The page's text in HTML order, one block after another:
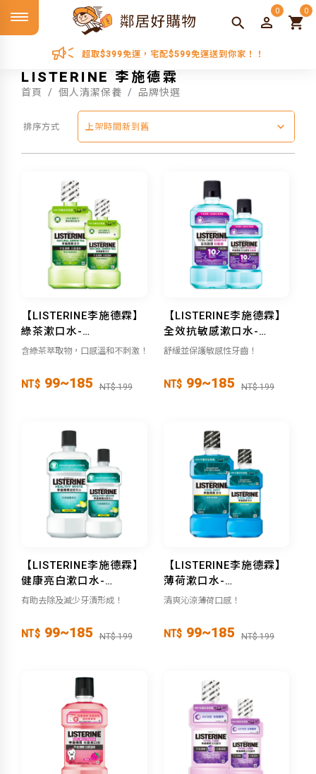
超取$399免運，宅配$599免運送到你家！！
0 0
LISTERINE 李施德霖
首頁 個人清潔保養 品牌快選
排序方式 上架時間新到舊
【LISTERINE李施德霖】
綠茶漱口水-
（250ml/500ml）
含綠茶萃取物，口感溫和不刺激！
NT$ 99~185 NT$ 199
【LISTERINE李施德霖】
全效抗敏感漱口水-
（250ml/500ml）
舒緩並保護敏感性牙齒！
NT$ 99~185 NT$ 199
【LISTERINE李施德霖】
健康亮白漱口水-
（250ml/500ml）
有助去除及減少牙漬形成！
NT$ 99~185 NT$ 199
【LISTERINE李施德霖】
薄荷漱口水-
（250ml/500ml）
清爽沁涼薄荷口感！
NT$ 99~185 NT$ 199